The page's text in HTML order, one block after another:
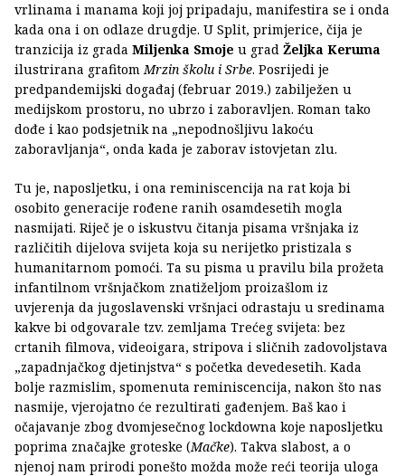
vrlinama i manama koji joj pripadaju, manifestira se i onda
kada ona i on odlaze drugdje. U Split, primjerice, čija je
tranzicija iz grada Miljenka Smoje u grad Željka Keruma
ilustrirana grafitomMrzin školu i Srbe. Posrijedi je
predpandemijski događaj (februar 2019.) zabilježen u
medijskom prostoru, no ubrzo i zaboravljen. Roman tako
dođe i kao podsjetnik na „nepodnošljivu lakoću
zaboravljanja“, onda kada je zaborav istovjetan zlu.
Tu je, naposljetku, i ona reminiscencija na rat koja bi
osobito generacije rođene ranih osamdesetih mogla
nasmijati. Riječ je o iskustvu čitanja pisama vršnjaka iz
različitih dijelova svijeta koja su nerijetko pristizala s
humanitarnom pomoći. Ta su pisma u pravilu bila prožeta
infantilnom vršnjačkom znatiželjom proizašlom iz
uvjerenja da jugoslavenski vršnjaci odrastaju u sredinama
kakve bi odgovarale tzv. zemljama Trećeg svijeta: bez
crtanih filmova, videoigara, stripova i sličnih zadovoljstava
„zapadnjačkog djetinjstva“ s početka devedesetih. Kada
bolje razmislim, spomenuta reminiscencija, nakon što nas
nasmije, vjerojatno će rezultirati gađenjem. Baš kao i
očajavanje zbog dvomjesečnog lockdowna koje naposljetku
poprima značajke groteske (Mačke). Takva slabost, a o
njenoj nam prirodi ponešto možda može reći teorija uloga